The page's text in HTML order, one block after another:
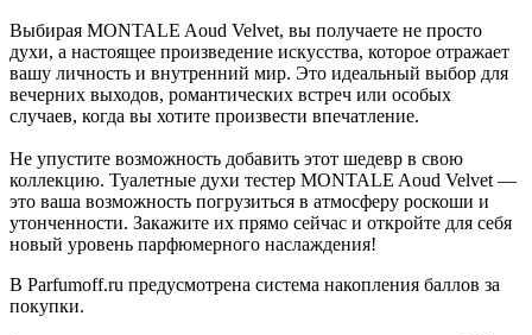
Выбирая MONTALE Aoud Velvet, вы получаете не просто
духи, а настоящее произведение искусства, которое отражает
вашу личность и внутренний мир. Это идеальный выбор для
вечерних выходов, романтических встреч или особых
случаев, когда вы хотите произвести впечатление.
Не упустите возможность добавить этот шедевр в свою
коллекцию. Туалетные духи тестер MONTALE Aoud Velvet —
это ваша возможность погрузиться в атмосферу роскоши и
утонченности. Закажите их прямо сейчас и откройте для себя
новый уровень парфюмерного наслаждения!
В Parfumoff.ru предусмотрена система накопления баллов за
покупки.